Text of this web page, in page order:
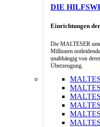
DIE
Einrichtungen
Die MALTESER
Millionen
unabhängig von
Überzeugung.